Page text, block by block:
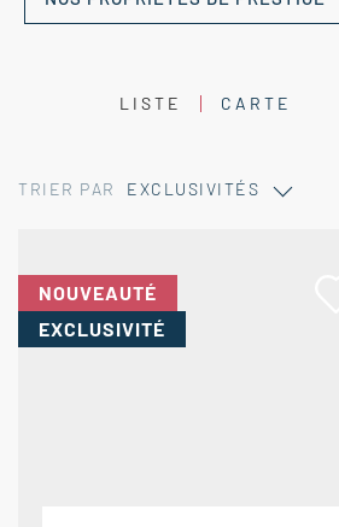
LISTE CARTE
TRIER PAR EXCLUSIVITÉS
NOUVEAUTÉ
EXCLUSIVITÉ